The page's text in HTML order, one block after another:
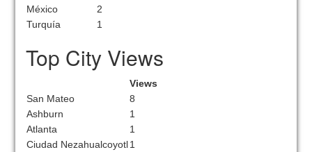
México
2
Turquía
1
Top City Views
Views
San Mateo
8
Ashburn
1
Atlanta
1
Ciudad Nezahualcoyotl1